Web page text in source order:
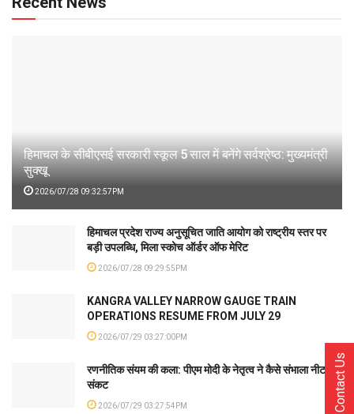
हिमाचल के सीबीएसई सरकारी स्कूल 5 साल में बनेंगे सर्वश्रेष्ठ: मुख्यमंत्री
सुक्खू
2026/07/28 09:32:57PM
हिमाचल प्रदेश राज्य अनुसूचित जाति आयोग को राष्ट्रीय स्तर पर
बड़ी उपलब्धि, मिला स्कोच ऑर्डर ऑफ मेरिट
2026/07/28 09:29:55PM
KANGRA VALLEY NARROW GAUGE TRAIN
OPERATIONS RESUME FROM JULY 29
2026/07/29 03:27:00PM
रणनीतिक संयम की कला: पीएम मोदी के नेतृत्व ने कैसे संभाला नीट
संकट
2026/07/29 03:27:54PM Contact Us